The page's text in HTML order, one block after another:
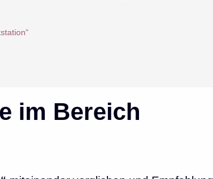
im Bereich